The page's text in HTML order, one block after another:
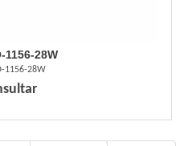
1156-28W
1156-28W